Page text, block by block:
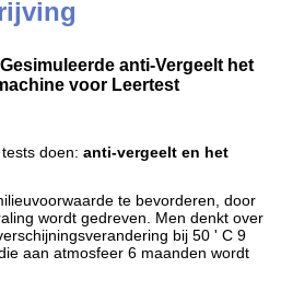
anti-Vergeelt het
voor Leertest
doen: anti-vergeelt en het
te bevorderen, door
wordt gedreven. Men denkt over
bij 50 ' C 9
aan atmosfeer 6 maanden wordt